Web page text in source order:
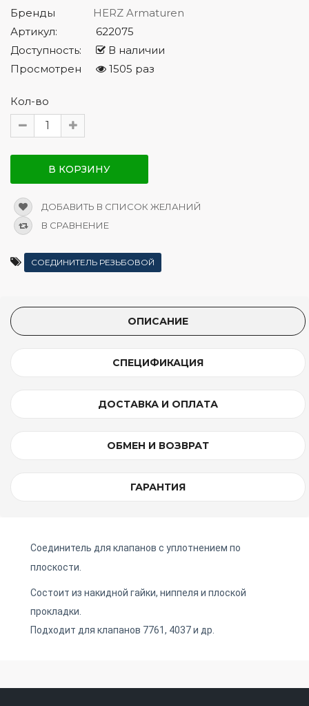
Бренды
HERZ Armaturen
Артикул:
622075
Доступность:
В наличии
Просмотрен
1505 раз
Кол-во
В КОРЗИНУ
ДОБАВИТЬ В СПИСОК ЖЕЛАНИЙ
В СРАВНЕНИЕ
СОЕДИНИТЕЛЬ РЕЗЬБОВОЙ
ОПИСАНИЕ
СПЕЦИФИКАЦИЯ
ДОСТАВКА И ОПЛАТА
ОБМЕН И ВОЗВРАТ
ГАРАНТИЯ
Соединитель для клапанов с уплотнением по
плоскости.
Состоит из накидной гайки, ниппеля и плоской
прокладки.
Подходит для клапанов 7761, 4037 и др.